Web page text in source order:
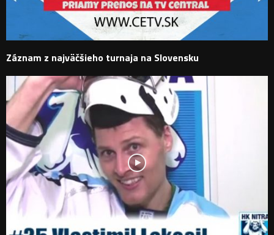
Záznam z najväčšieho turnaja na Slovensku